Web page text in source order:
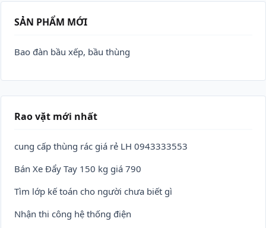
SẢN PHẨM MỚI
Bao đàn bầu xếp, bầu thùng
Rao vặt mới nhất
cung cấp thùng rác giá rẻ LH 0943333553
Bán Xe Đẩy Tay 150 kg giá 790
Tìm lớp kế toán cho người chưa biết gì
Nhận thi công hệ thống điện